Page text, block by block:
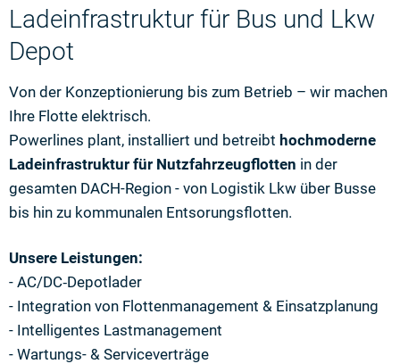
Ladeinfrastruktur für Bus und Lkw
Depot
Von der Konzeptionierung bis zum Betrieb – wir machen
Ihre Flotte elektrisch.
Powerlines plant, installiert und betreibt hochmoderne
Ladeinfrastruktur für Nutzfahrzeugflotten in der
gesamten DACH-Region - von Logistik Lkw über Busse
bis hin zu kommunalen Entsorungsflotten.
Unsere Leistungen:
- AC/DC‑Depotlader
- Integration von Flottenmanagement & Einsatzplanung
- Intelligentes Lastmanagement
- Wartungs- & Serviceverträge